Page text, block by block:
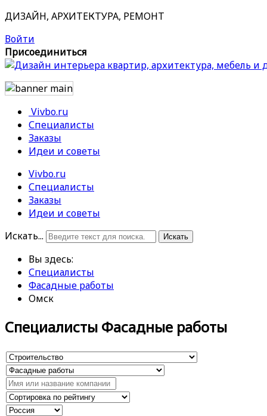
ДИЗАЙН, АРХИТЕКТУРА, РЕМОНТ
Войти
Присоединиться
Vivbo.ru
Специалисты
Заказы
Идеи и советы
Vivbo.ru
Специалисты
Заказы
Идеи и советы
Искать...
Искать
Вы здесь:
Специалисты
Фасадные работы
Омск
Специалисты Фасадные работы